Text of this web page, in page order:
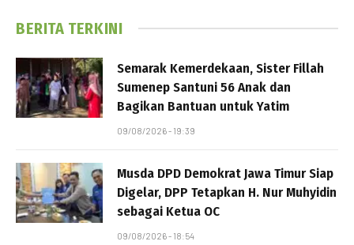
BERITA TERKINI
Semarak Kemerdekaan, Sister Fillah
Sumenep Santuni 56 Anak dan
Bagikan Bantuan untuk Yatim
09/08/2026 - 19:39
Musda DPD Demokrat Jawa Timur Siap
Digelar, DPP Tetapkan H. Nur Muhyidin
sebagai Ketua OC
09/08/2026 - 18:54